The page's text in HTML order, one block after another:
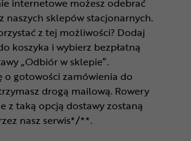
internetowe możesz odebrać
naszych sklepów stacjonarnych.
z tej możliwości? Dodaj
koszyka i wybierz bezpłatną
„Odbiór w sklepie”.
o gotowości zamówienia do
drogą mailową. Rowery
z taką opcją dostawy zostaną
nasz serwis*/**.